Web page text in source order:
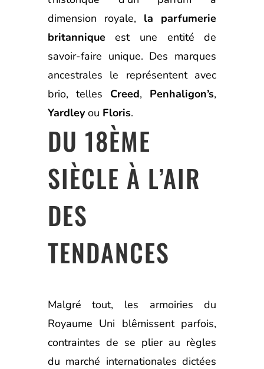
dimension royale, la parfumerie
britannique est une entité de
savoir-faire unique. Des marques
ancestrales le représentent avec
brio, telles Creed, Penhaligon’s,
Yardleyou Floris.
DU 18ÈME
SIÈCLE À L’AIR
DES
TENDANCES
Malgré tout, les armoiries du
Royaume Uni blêmissent parfois,
contraintes de se plier au règles
du marché internationales dictées